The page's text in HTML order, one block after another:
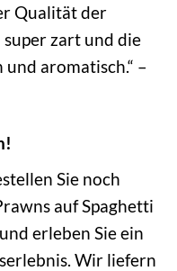
Qualität der
zart und die
aromatisch.“ –
Sie noch
auf Spaghetti
erleben Sie ein
Wir liefern